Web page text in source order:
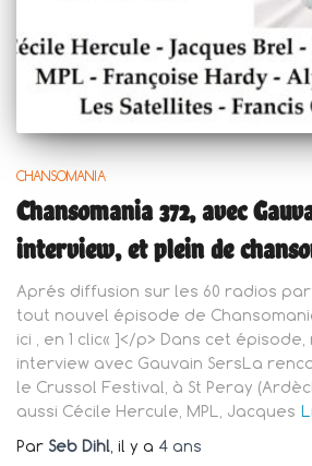
CHANSOMANIA
Chansomania 372, avec
interview, et plein de
Aprés diffusion sur les 60 radios
tout nouvel épisode de
ici , en 1 clic« ]</p> Dans cet
interview avec Gauvain SersLa
le Crussol Festival, à St Peray
aussi Cécile Hercule, MPL, Jacques
Par Seb Dihl, il y a 4 ans